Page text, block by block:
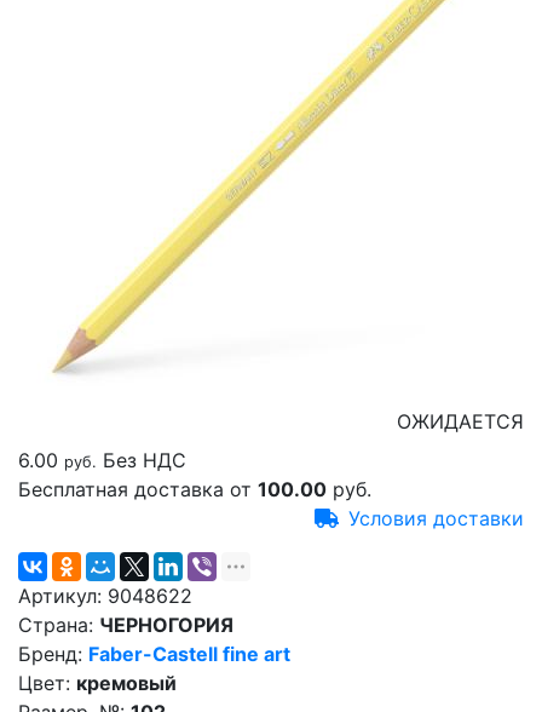
ОЖИДАЕТСЯ
6.00 руб. Без НДС
Бесплатная доставка от 100.00 руб.
Условия доставки
Артикул: 9048622
Страна: ЧЕРНОГОРИЯ
Бренд: Faber-Castell fine art
Цвет: кремовый